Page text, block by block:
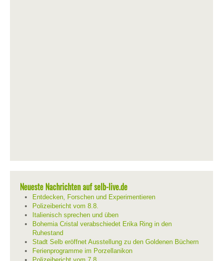
Neueste Nachrichten auf selb-live.de
Entdecken, Forschen und Experimentieren
Polizeibericht vom 8.8.
Italienisch sprechen und üben
Bohemia Cristal verabschiedet Erika Ring in den
Ruhestand
Stadt Selb eröffnet Ausstellung zu den Goldenen Büchern
Ferienprogramme im Porzellanikon